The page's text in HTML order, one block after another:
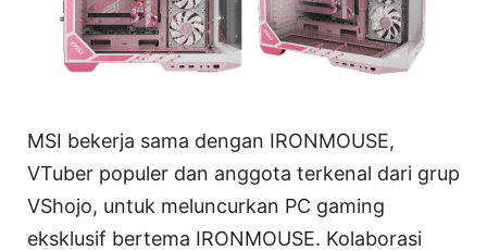
MSI bekerja sama dengan IRONMOUSE,
VTuber populer dan anggota terkenal dari grup
VShojo, untuk meluncurkan PC gaming
eksklusif bertema IRONMOUSE. Kolaborasi